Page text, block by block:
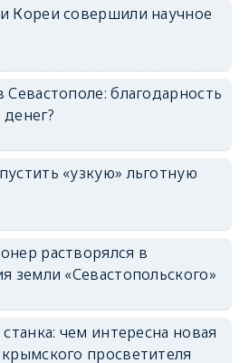
Кореи совершили научное
Севастополе: благодарность
«узкую» льготную
растворялся в
земли «Севастопольского»
чем интересна новая
просветителя